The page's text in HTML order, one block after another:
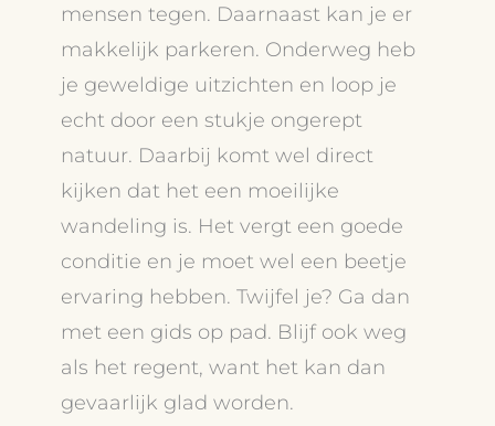
mensen tegen. Daarnaast kan je er
makkelijk parkeren. Onderweg heb
je geweldige uitzichten en loop je
echt door een stukje ongerept
natuur. Daarbij komt wel direct
kijken dat het een moeilijke
wandeling is. Het vergt een goede
conditie en je moet wel een beetje
ervaring hebben. Twijfel je? Ga dan
met een gids op pad. Blijf ook weg
als het regent, want het kan dan
gevaarlijk glad worden.